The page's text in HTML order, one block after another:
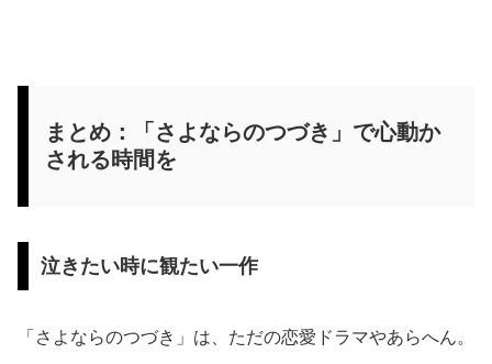
まとめ：「さよならのつづき」で心動か
される時間を
泣きたい時に観たい一作
「さよならのつづき」は、ただの恋愛ドラマやあらへん。